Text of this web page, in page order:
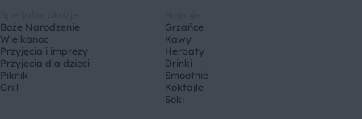
Boże Narodzenie
Wielkanoc
Przyjęcia i imprezy
Przyjęcia dla dzieci
Piknik
Grill
Grzańce
Kawy
Herbaty
Drinki
Smoothie
Koktajle
Soki